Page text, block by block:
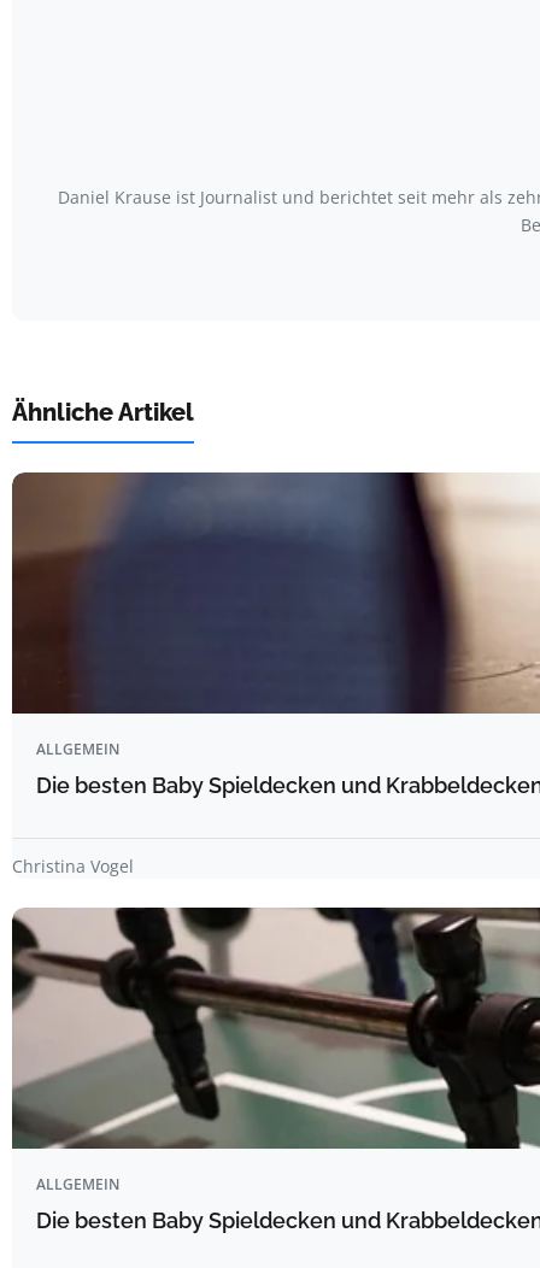
Daniel Krause ist Journalist und berichtet seit mehr als
Ähnliche Artikel
ALLGEMEIN
Die besten Baby Spieldecken und
Christina Vogel
ALLGEMEIN
Die besten Baby Spieldecken und